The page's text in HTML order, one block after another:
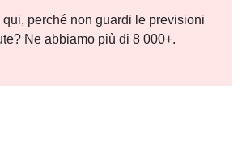
perché non guardi le previsioni
Ne abbiamo più di 8 000+.